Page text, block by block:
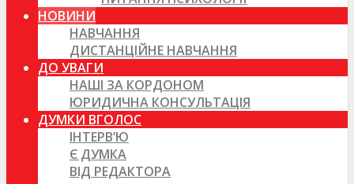
НОВИНИ
НАВЧАННЯ
ДИСТАНЦІЙНЕ НАВЧАННЯ
ДО УВАГИ
НАШІ ЗА КОРДОНОМ
ЮРИДИЧНА КОНСУЛЬТАЦІЯ
ДУМКИ ВГОЛОС
ІНТЕРВ’Ю
Є ДУМКА
ВІД РЕДАКТОРА